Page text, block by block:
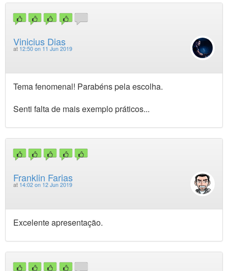
Vinicius Dias
at 12:50 on 11 Jun 2019
Tema fenomenal! Parabéns pela escolha.
Senti falta de mais exemplo práticos...
Franklin Farias
at 14:02 on 12 Jun 2019
Excelente apresentação.